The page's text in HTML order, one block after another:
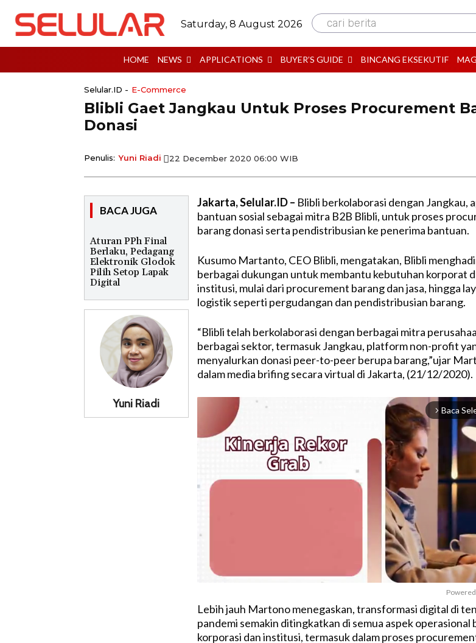
Saturday, 8 August 2026 cari berita
HOME NEWS APPLICATIONS BUYER’S GUIDE BINCANG EKSEKUTIF
Selular.ID - E-Commerce
Blibli Gaet Jangkau Untuk Proses Procurement
Donasi
Penulis: Yuni Riadi 22 December 2020 06:00 WIB
BACA JUGA
Aturan PPh Final
Berlaku, Pedagang
Elektronik Glodok
Pilih Setop Lapak
Digital
Yuni Riadi
Jakarta, Selular.ID – Blibli berkolaborasi dengan Jangkau,
bantuan sosial sebagai mitra B2B Blibli, untuk proses
barang donasi serta pendistribusian ke penerima bantuan.
Kusumo Martanto, CEO Blibli, mengatakan, Blibli
berbagai dukungan untuk membantu kebutuhan korporat
institusi, mulai dari procurement barang dan jasa, hingga
logistik seperti pergudangan dan pendistribusian barang.
“Blibli telah berkolaborasi dengan berbagai mitra
berbagai sektor, termasuk Jangkau, platform non-profit
menyalurkan donasi peer-to-peer berupa barang,”ujar
dalam media brifing secara virtual di Jakarta, (21/12/2020).
arrow_forward_ios Baca
Lebih jauh Martono menegaskan, transformasi digital di
pandemi semakin ditingkatkan di semua aspek operasional
korporasi dan institusi, termasuk dalam proses